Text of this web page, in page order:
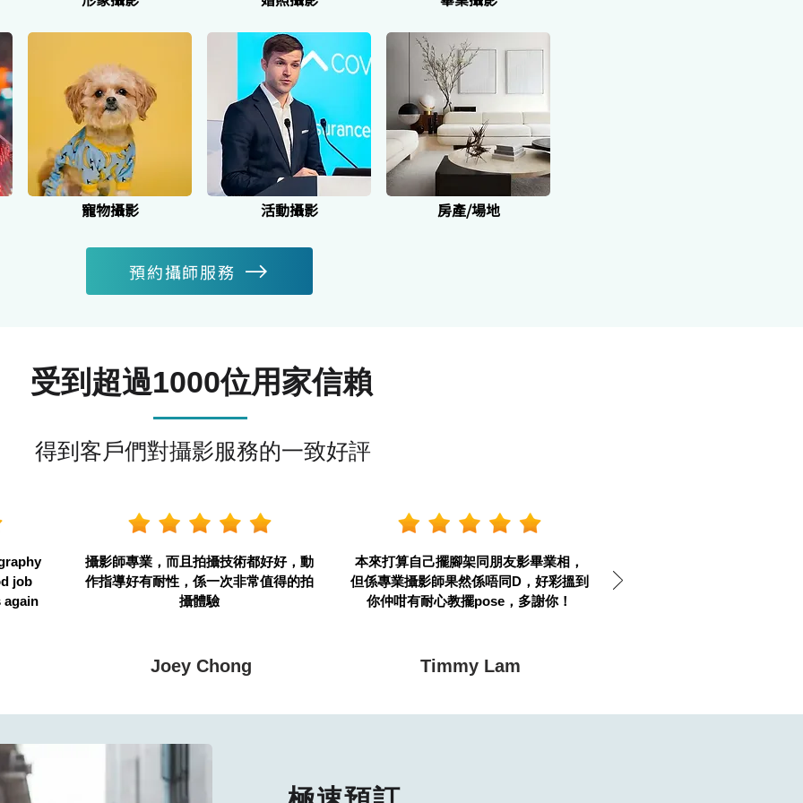
寵物攝影 活動攝影 房產/場地
預約攝師服務
受到超過1000位用家信賴
得到客戶們對攝影服務的一致好評
job
again
攝影師專業，而且拍攝技術都好好，動
作指導好有耐性，係一次非常值得的拍
攝體驗
本來打算自己擺腳架同朋友影畢業相，
但係專業攝影師果然係唔同D，好彩搵到
你仲咁有耐心教擺pose，多謝你！
Joey Chong Timmy Lam